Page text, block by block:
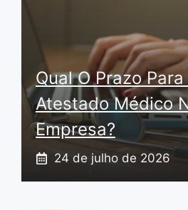
Qual O Prazo
Atestado Médico
Empresa?
24 de julho de 2026